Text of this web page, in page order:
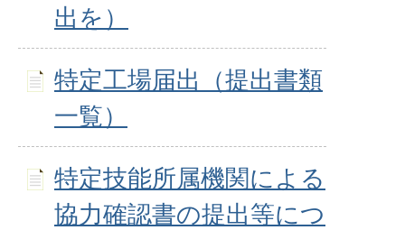
出を）
特定工場届出（提出書類
一覧）
特定技能所属機関による
協力確認書の提出等につ